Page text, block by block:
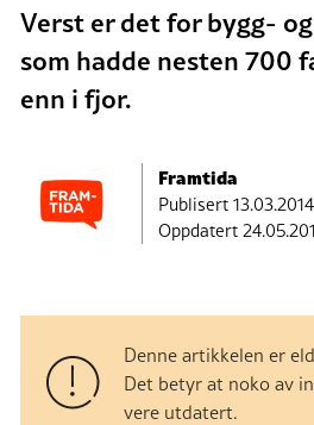
Verst er det for bygg-
som hadde nesten 700
enn i fjor.
Framtida
Publisert
Oppdatert
Denne artikkelen er
Det betyr at noko av
vere utdatert.